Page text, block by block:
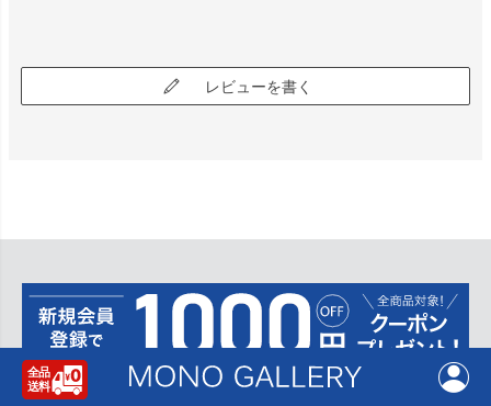
レビューを書く